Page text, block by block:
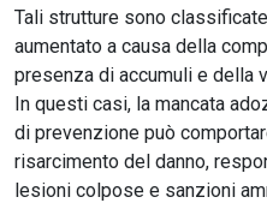
Tali strutture sono
aumentato a causa della
presenza di accumuli e della
In questi casi, la mancata
di prevenzione può
risarcimento del danno,
lesioni colpose e sanzioni